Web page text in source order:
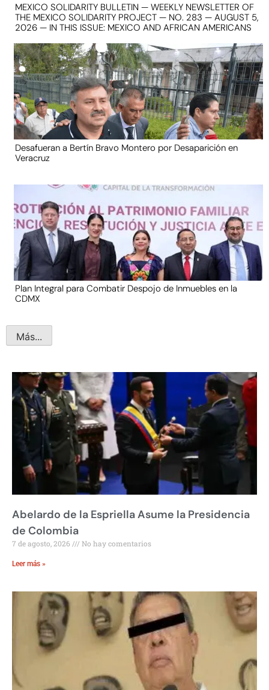
MEXICO SOLIDARITY BULLETIN — WEEKLY NEWSLETTER OF
THE MEXICO SOLIDARITY PROJECT — NO. 283 — AUGUST 5,
2026 — IN THIS ISSUE: MEXICO AND AFRICAN AMERICANS
Desafueran a Bertín Bravo Montero por Desaparición en
Veracruz
Plan Integral para Combatir Despojo de Inmuebles en la
CDMX
Más...
Abelardo de la Espriella Asume la Presidencia
de Colombia
7 de agosto, 2026 No hay comentarios
Leer más »